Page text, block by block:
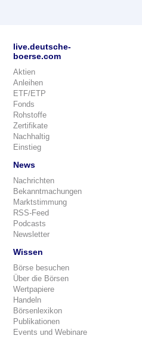
live.deutsche-
boerse.com
Aktien
Anleihen
ETF/ETP
Fonds
Rohstoffe
Zertifikate
Nachhaltig
Einstieg
News
Nachrichten
Bekanntmachungen
Marktstimmung
RSS-Feed
Podcasts
Newsletter
Wissen
Börse besuchen
Über die Börsen
Wertpapiere
Handeln
Börsenlexikon
Publikationen
Events und Webinare